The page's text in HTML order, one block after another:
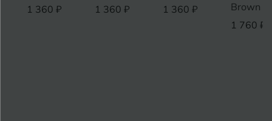
1 360 ₽
1 360 ₽
1 360 ₽
Brown MT
1 760 ₽